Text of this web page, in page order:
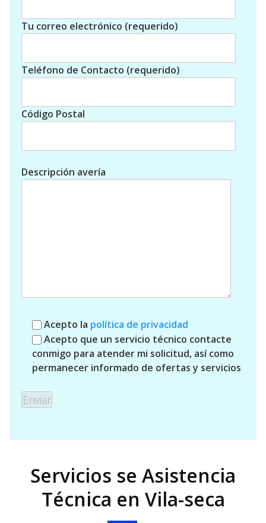
Tu correo electrónico (requerido)
Teléfono de Contacto (requerido)
Código Postal
Descripción avería
Acepto la política de privacidad
Acepto que un servicio técnico contacte
conmigo para atender mi solicitud, así como
permanecer informado de ofertas y servicios
Servicios se Asistencia
Técnica en Vila-seca